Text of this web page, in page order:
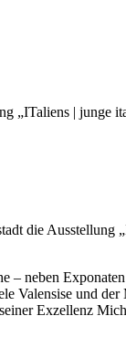
„ITaliens | junge
die Ausstellung
– neben
Valensise und der
Exzellenz